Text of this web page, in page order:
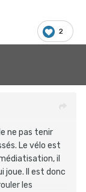
2
ne pas tenir
Le vélo est
il
joue. Il est donc
les